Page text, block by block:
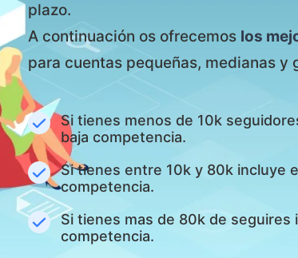
plazo.
A continuación os ofrecemos los
para cuentas pequeñas, medianas y
Si tienes menos de 10k
baja competencia.
Si tienes entre 10k y 80k incluye
competencia.
Si tienes mas de 80k de seguires
competencia.